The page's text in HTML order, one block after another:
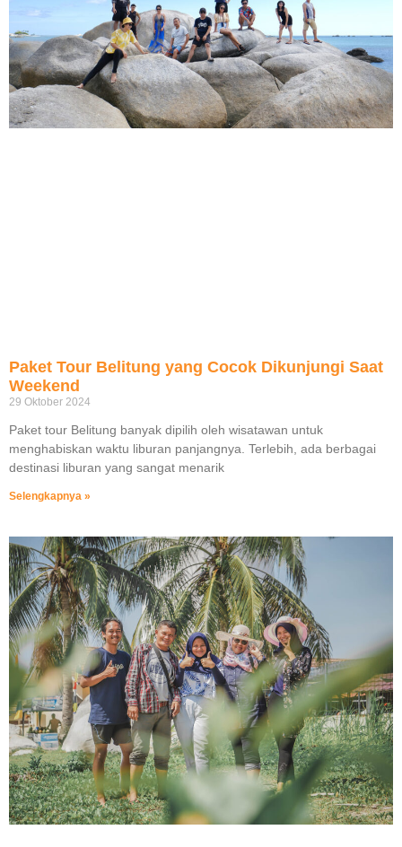
Paket Tour Belitung yang Cocok Dikunjungi Saat
Weekend
29 Oktober 2024
Paket tour Belitung banyak dipilih oleh wisatawan untuk
menghabiskan waktu liburan panjangnya. Terlebih, ada berbagai
destinasi liburan yang sangat menarik
Selengkapnya »